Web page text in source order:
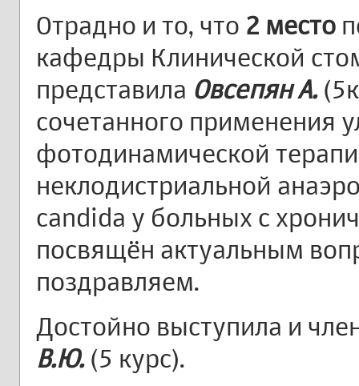
Отрадно и то, что 2 место
кафедры Клинической
представила Овсепян А.
сочетанного применения
фотодинамической
неклодистриальной
candida у больных с
посвящён актуальным
поздравляем.
Достойно выступила и
В.Ю.(5 курс).